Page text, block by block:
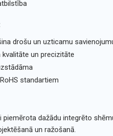
drošu un uzticamu
kvalitāte un precizitāte
standartiem
piemērota dažādu integrēto
un ražošanā.